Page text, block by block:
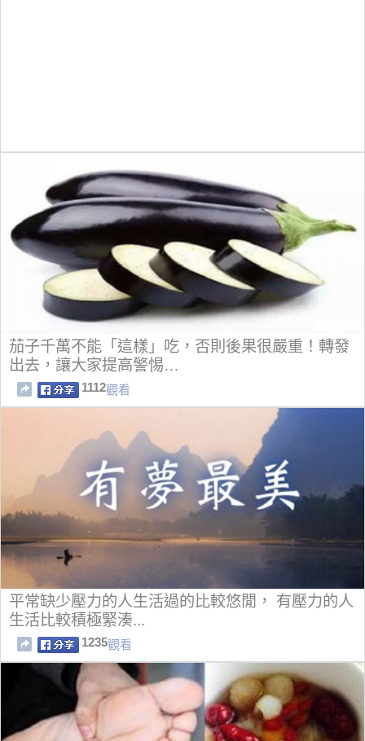
茄子千萬不能「這樣」吃，否則後果很嚴重！轉發
出去，讓大家提高警惕…
1112觀看
平常缺少壓力的人生活過的比較悠閒， 有壓力的人
生活比較積極緊湊...
1235觀看